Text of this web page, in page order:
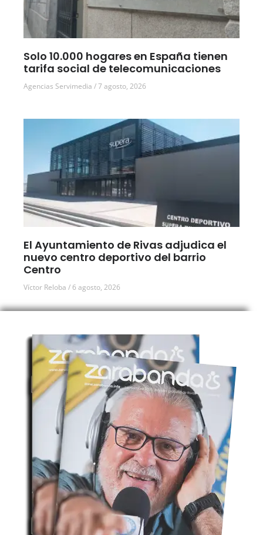
Solo 10.000 hogares en España tienen
tarifa social de telecomunicaciones
Agencias Servimedia 7 agosto, 2026
El Ayuntamiento de Rivas adjudica el
nuevo centro deportivo del barrio
Centro
Víctor Reloba 6 agosto, 2026